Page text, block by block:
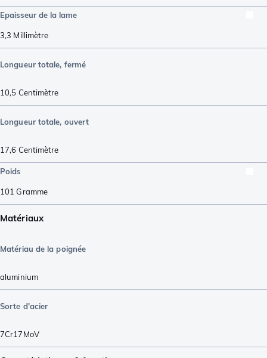
Epaisseur de la lame
3,3 Millimètre
Longueur totale, fermé
10,5 Centimètre
Longueur totale, ouvert
17,6 Centimètre
Poids
101 Gramme
Matériaux
Matériau de la poignée
aluminium
Sorte d'acier
7Cr17MoV